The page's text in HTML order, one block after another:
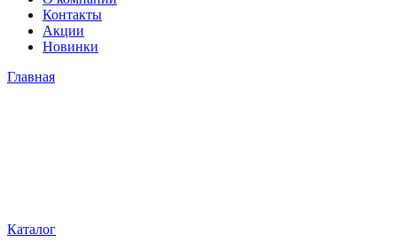
Контакты
Акции
Новинки
Главная
Каталог